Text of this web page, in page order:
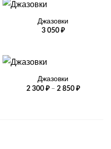
Джазовки
3 050 ₽
Джазовки
2 300 ₽ – 2 850 ₽Диапазон